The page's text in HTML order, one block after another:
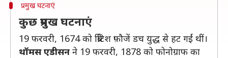
प्रमुख घटनाएं
कुछ प्रमुख घटनाएं
19 फरवरी, 1674 को ब्रिटिश फ़ौजें डच युद्ध से हट गईं थीं।
थॉमस एडीसन ने 19 फरवरी, 1878 को फोनोग्राफ का